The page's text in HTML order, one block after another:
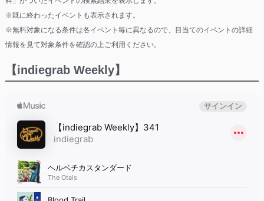
※既に終わったイベントも表示されます。
※無料対象になる条件は各イベント毎に異なるので、目当てのイベントの詳細
情報を見て対象条件を確認の上ご利用ください。
【indiegrab Weekly】